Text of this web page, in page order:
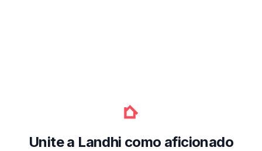
Unite a Landhi como aficionado